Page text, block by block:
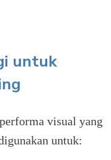
untuk
visual yang
untuk: